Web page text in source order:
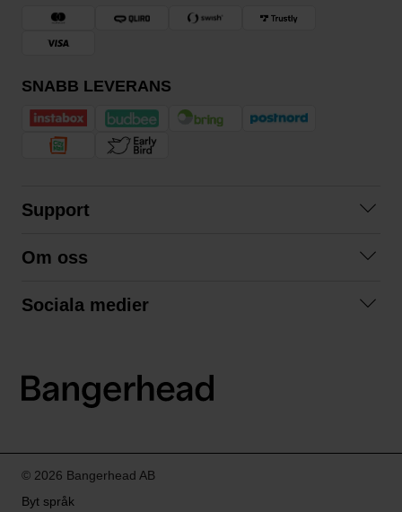
SNABB LEVERANS
Support
Köpvillkor
Om oss
Våra fraktalternativ
Sociala medier
LinkedIn
© 2026 Bangerhead AB
Byt språk